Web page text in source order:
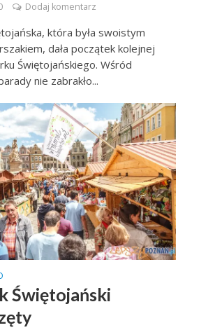
Dodaj komentarz
która była swoistym
dała początek kolejnej
Świętojańskiego. Wśród
nie zabrakło...
Świętojański